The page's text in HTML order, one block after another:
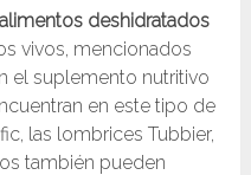
alimentos deshidratados
vivos, mencionados
el suplemento nutritivo
en este tipo de
las lombrices Tubbier,
también pueden